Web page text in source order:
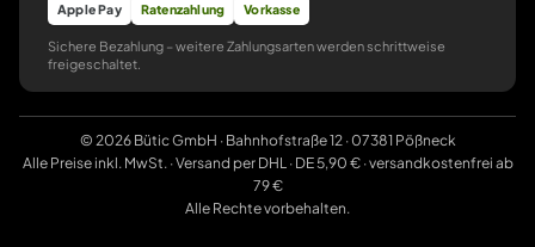
Apple Pay
Ratenzahlung Vorkasse
Sichere Bezahlung – weitere Zahlungsarten werden schrittweise
freigeschaltet.
© 2026 Bütic GmbH · Bahnhofstraße 12 · 07381 Pößneck
Alle Preise inkl. MwSt. · Versand per DHL · DE 5,90 € · versandkostenfrei ab
79 €
Alle Rechte vorbehalten.